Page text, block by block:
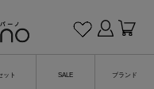
ット SALE ブランド